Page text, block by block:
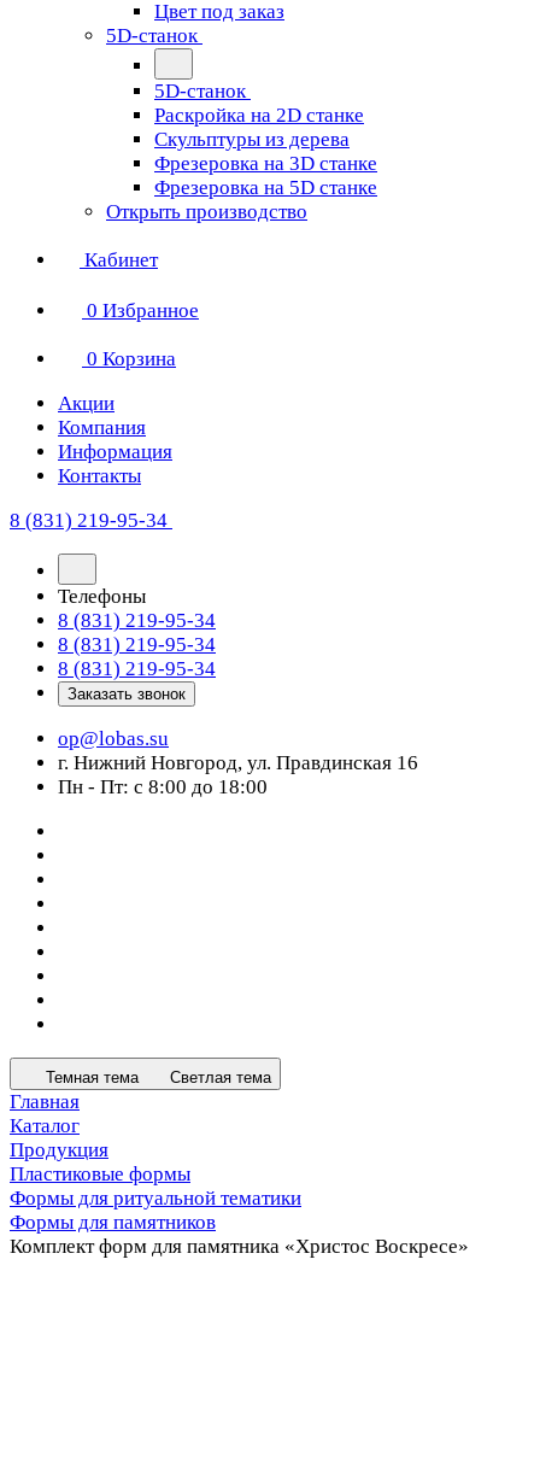
Цвет под заказ
5D-станок
5D-станок
Раскройка на 2D станке
Скульптуры из дерева
Фрезеровка на 3D станке
Фрезеровка на 5D станке
Открыть производство
Кабинет
0 Избранное
0 Корзина
Акции
Компания
Информация
Контакты
8 (831) 219-95-34
Телефоны
8 (831) 219-95-34
8 (831) 219-95-34
8 (831) 219-95-34
Заказать звонок
op@lobas.su
г. Нижний Новгород, ул. Правдинская 16
Пн - Пт: с 8:00 до 18:00
Темная тема Светлая тема
Главная
Каталог
Продукция
Пластиковые формы
Формы для ритуальной тематики
Формы для памятников
Комплект форм для памятника «Христос Воскресе»